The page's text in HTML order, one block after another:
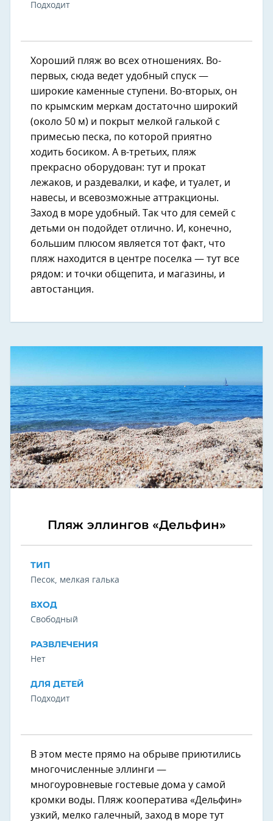
Подходит
Хороший пляж во всех отношениях. Во-
первых, сюда ведет удобный спуск —
широкие каменные ступени. Во-вторых, он
по крымским меркам достаточно широкий
(около 50 м) и покрыт мелкой галькой с
примесью песка, по которой приятно
ходить босиком. А в-третьих, пляж
прекрасно оборудован: тут и прокат
лежаков, и раздевалки, и кафе, и туалет, и
навесы, и всевозможные аттракционы.
Заход в море удобный. Так что для семей с
детьми он подойдет отлично. И, конечно,
большим плюсом является тот факт, что
пляж находится в центре поселка — тут все
рядом: и точки общепита, и магазины, и
автостанция.
Пляж эллингов «Дельфин»
ТИП
Песок, мелкая галька
ВХОД
Свободный
РАЗВЛЕЧЕНИЯ
Нет
ДЛЯ ДЕТЕЙ
Подходит
В этом месте прямо на обрыве приютились
многочисленные эллинги —
многоуровневые гостевые дома у самой
кромки воды. Пляж кооператива «Дельфин»
узкий, мелко галечный, заход в море тут